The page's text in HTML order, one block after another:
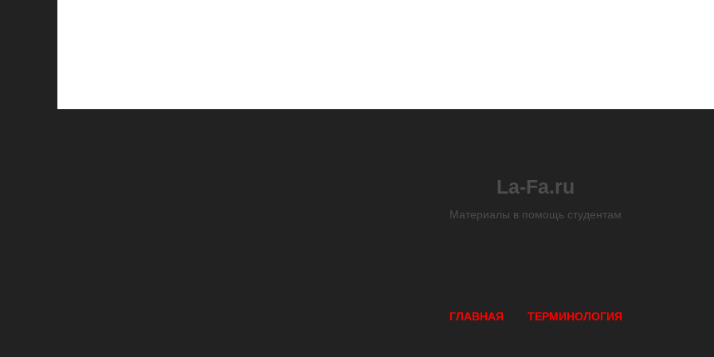
La-Fa.ru
Материалы в помощь студентам
ГЛАВНАЯ ТЕРМИНОЛОГИЯ